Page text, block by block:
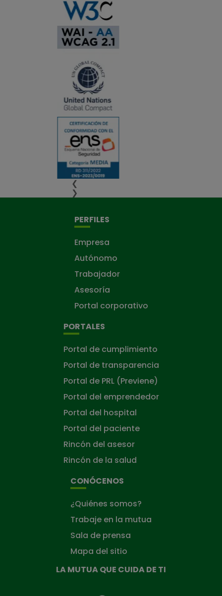
❮
❯
PERFILES
Empresa
Autónomo
Trabajador
Asesoría
Portal corporativo
PORTALES
Portal de cumplimiento
Portal de transparencia
Portal de PRL (Previene)
Portal del emprendedor
Portal del hospital
Portal del paciente
Rincón del asesor
Rincón de la salud
CONÓCENOS
¿Quiénes somos?
Trabaje en la mutua
Sala de prensa
Mapa del sitio
LA MUTUA QUE CUIDA DE TI